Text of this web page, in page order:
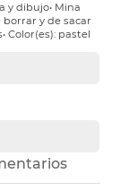
y dibujo• Mina
y de sacar
Color(es): pastel